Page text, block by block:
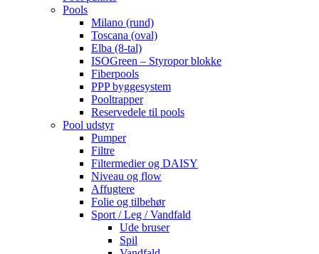
Pools
Milano (rund)
Toscana (oval)
Elba (8-tal)
ISOGreen – Styropor blokke
Fiberpools
PPP byggesystem
Pooltrapper
Reservedele til pools
Pool udstyr
Pumper
Filtre
Filtermedier og DAISY
Niveau og flow
Affugtere
Folie og tilbehør
Sport / Leg / Vandfald
Ude bruser
Spil